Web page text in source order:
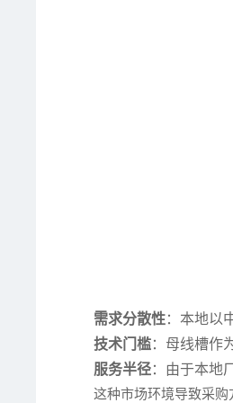
需求分散性：本地以
技术门槛：母线槽作
服务半径：由于本地
这种市场环境导致采